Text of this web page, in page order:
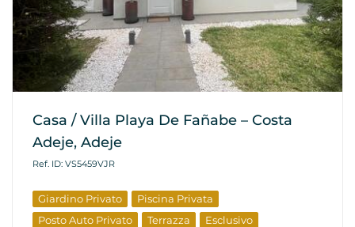
Casa / Villa Playa De Fañabe – Costa
Adeje, Adeje
Ref. ID: VS5459VJR
Giardino Privato
Piscina Privata
Posto Auto Privato
Terrazza
Esclusivo